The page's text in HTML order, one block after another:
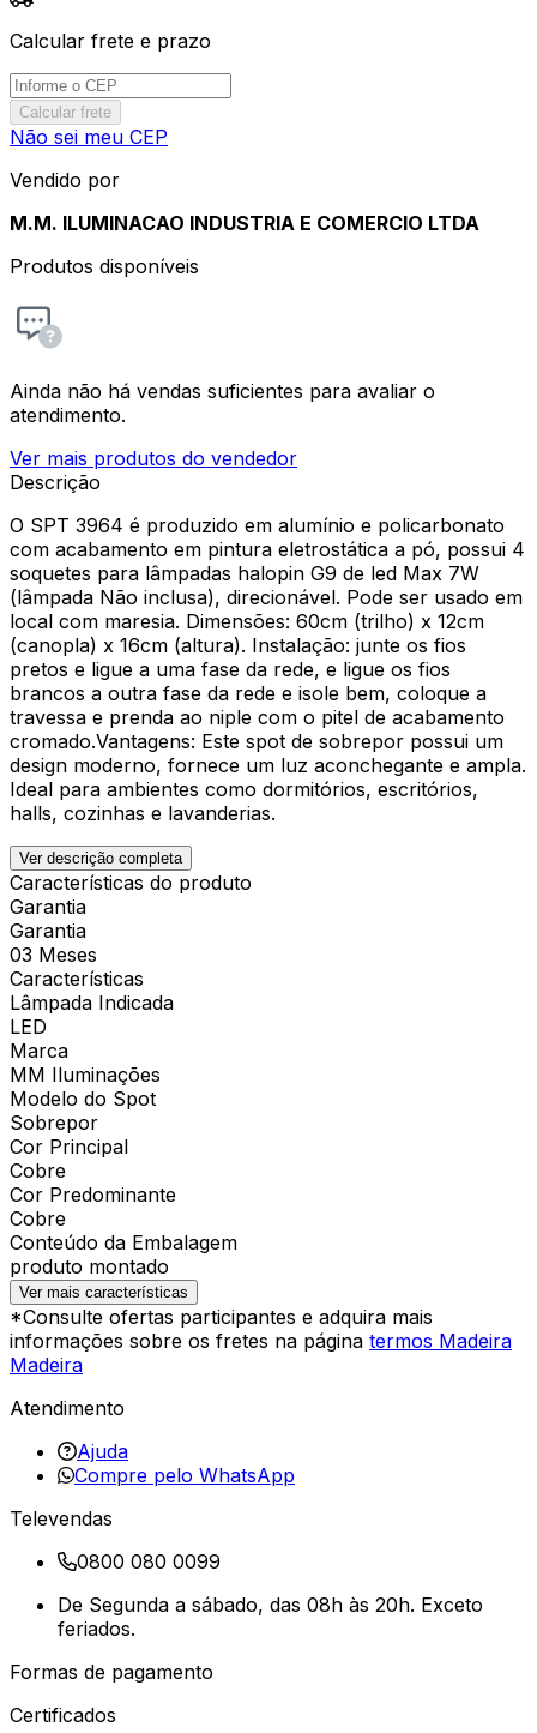
Calcular frete e prazo
Calcular frete
Não sei meu CEP
Vendido por
M.M. ILUMINACAO INDUSTRIA E COMERCIO LTDA
Produtos disponíveis
Ainda não há vendas suficientes para avaliar o
atendimento.
Ver mais produtos do vendedor
Descrição
O SPT 3964 é produzido em alumínio e policarbonato
com acabamento em pintura eletrostática a pó, possui 4
soquetes para lâmpadas halopin G9 de led Max 7W
(lâmpada Não inclusa), direcionável. Pode ser usado em
local com maresia. Dimensões: 60cm (trilho) x 12cm
(canopla) x 16cm (altura). Instalação: junte os fios
pretos e ligue a uma fase da rede, e ligue os fios
brancos a outra fase da rede e isole bem, coloque a
travessa e prenda ao niple com o pitel de acabamento
cromado.Vantagens: Este spot de sobrepor possui um
design moderno, fornece um luz aconchegante e ampla.
Ideal para ambientes como dormitórios, escritórios,
halls, cozinhas e lavanderias.
Ver descrição completa
Características do produto
Garantia
Garantia
03 Meses
Características
Lâmpada Indicada
LED
Marca
MM Iluminações
Modelo do Spot
Sobrepor
Cor Principal
Cobre
Cor Predominante
Cobre
Conteúdo da Embalagem
produto montado
Ver mais características
*Consulte ofertas participantes e adquira mais
informações sobre os fretes na página termos Madeira
Madeira
Atendimento
Ajuda
Compre pelo WhatsApp
Televendas
0800 080 0099
De Segunda a sábado, das 08h às 20h. Exceto
feriados.
Formas de pagamento
Certificados